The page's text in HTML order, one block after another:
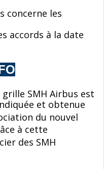
concerne les
accords à la date
grille SMH Airbus est
et obtenue
du nouvel
à cette
des SMH